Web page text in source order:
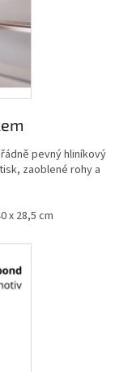
pevný hliníkový
zaoblené rohy a
x 28,5 cm